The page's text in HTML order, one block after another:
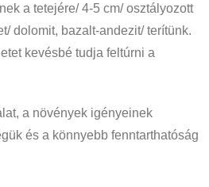
a tetejére/ 4-5 cm/ osztályozott
dolomit, bazalt-andezit/ terítünk.
kevésbé tudja feltúrni a
a növények igényeinek
és a könnyebb fenntarthatóság